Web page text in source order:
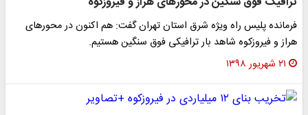
فرمانده پلیس راه ویژه شرق استان تهران گفت: هم اکنون در محور‌های
هراز و فیروزکوه شاهد بار ترافیکی فوق سنگین هستیم.
۲۱ شهریور ۱۳۹۸